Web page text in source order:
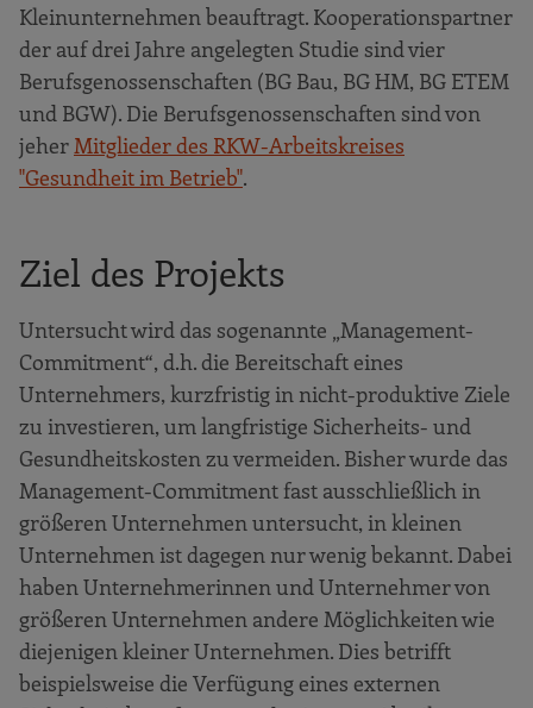
Kleinunternehmen beauftragt. Kooperationspartner
der auf drei Jahre angelegten Studie sind vier
Berufsgenossenschaften (BG Bau, BG HM, BG ETEM
und BGW). Die Berufsgenossenschaften sind von
jeher Mitglieder des RKW-Arbeitskreises
"Gesundheit im Betrieb".
Ziel des Projekts
Untersucht wird das sogenannte „Management-
Commitment“, d.h. die Bereitschaft eines
Unternehmers, kurzfristig in nicht-produktive Ziele
zu investieren, um langfristige Sicherheits- und
Gesundheitskosten zu vermeiden. Bisher wurde das
Management-Commitment fast ausschließlich in
größeren Unternehmen untersucht, in kleinen
Unternehmen ist dagegen nur wenig bekannt. Dabei
haben Unternehmerinnen und Unternehmer von
größeren Unternehmen andere Möglichkeiten wie
diejenigen kleiner Unternehmen. Dies betrifft
beispielsweise die Verfügung eines externen